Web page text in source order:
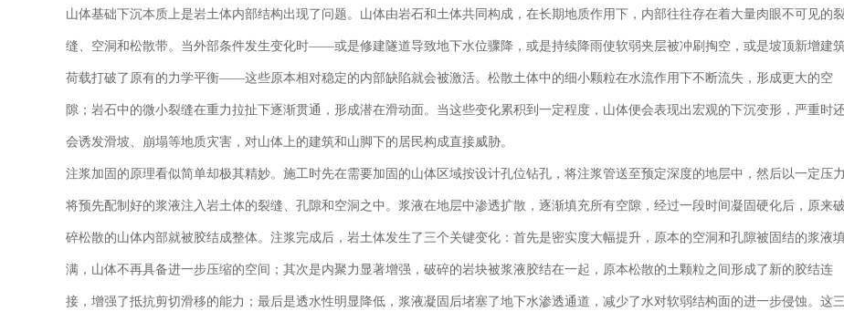
山体基础下沉本质上是岩土体内部结构出现了问题。山体由岩石和土体共同构成，在长期地质作用下，内部往往存在着大量肉眼不可见的
缝、空洞和松散带。当外部条件发生变化时——或是修建隧道导致地下水位骤降，或是持续降雨使软弱夹层被冲刷掏空，或是坡顶新增建
荷载打破了原有的力学平衡——这些原本相对稳定的内部缺陷就会被激活。松散土体中的细小颗粒在水流作用下不断流失，形成更大的空
隙；岩石中的微小裂缝在重力拉扯下逐渐贯通，形成潜在滑动面。当这些变化累积到一定程度，山体便会表现出宏观的下沉变形，严重时
会诱发滑坡、崩塌等地质灾害，对山体上的建筑和山脚下的居民构成直接威胁。
注浆加固的原理看似简单却极其精妙。施工时先在需要加固的山体区域按设计孔位钻孔，将注浆管送至预定深度的地层中，然后以一定压力
将预先配制好的浆液注入岩土体的裂缝、孔隙和空洞之中。浆液在地层中渗透扩散，逐渐填充所有空隙，经过一段时间凝固硬化后，原来破
碎松散的山体内部就被胶结成整体。注浆完成后，岩土体发生了三个关键变化：首先是密实度大幅提升，原本的空洞和孔隙被固结的浆液
满，山体不再具备进一步压缩的空间；其次是内聚力显著增强，破碎的岩块被浆液胶结在一起，原本松散的土颗粒之间形成了新的胶结连
接，增强了抵抗剪切滑移的能力；最后是透水性明显降低，浆液凝固后堵塞了地下水渗透通道，减少了水对软弱结构面的进一步侵蚀。这三